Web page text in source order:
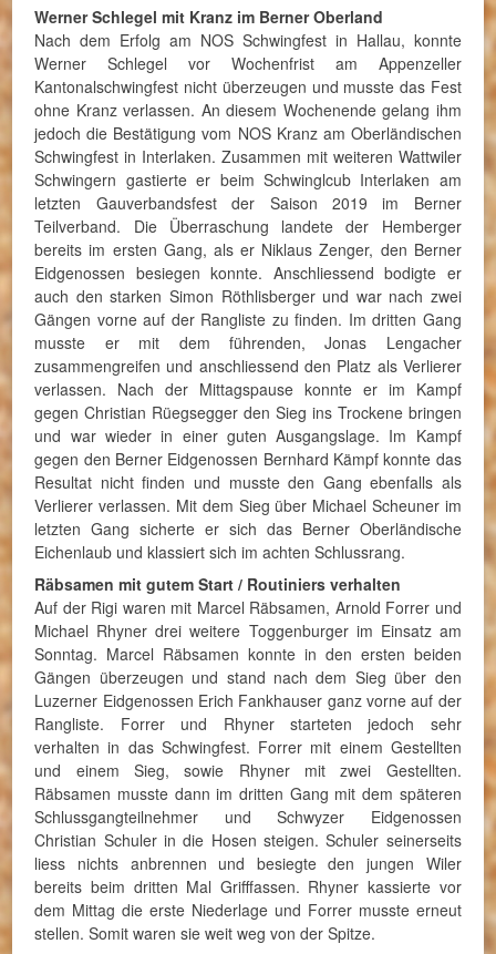
Werner Schlegel mit Kranz im Berner Oberland
Nach dem Erfolg am NOS Schwingfest in Hallau, konnte
Werner Schlegel vor Wochenfrist am Appenzeller
Kantonalschwingfest nicht überzeugen und musste das Fest
ohne Kranz verlassen. An diesem Wochenende gelang ihm
jedoch die Bestätigung vom NOS Kranz am Oberländischen
Schwingfest in Interlaken. Zusammen mit weiteren Wattwiler
Schwingern gastierte er beim Schwinglcub Interlaken am
letzten Gauverbandsfest der Saison 2019 im Berner
Teilverband. Die Überraschung landete der Hemberger
bereits im ersten Gang, als er Niklaus Zenger, den Berner
Eidgenossen besiegen konnte. Anschliessend bodigte er
auch den starken Simon Röthlisberger und war nach zwei
Gängen vorne auf der Rangliste zu finden. Im dritten Gang
musste er mit dem führenden, Jonas Lengacher
zusammengreifen und anschliessend den Platz als Verlierer
verlassen. Nach der Mittagspause konnte er im Kampf
gegen Christian Rüegsegger den Sieg ins Trockene bringen
und war wieder in einer guten Ausgangslage. Im Kampf
gegen den Berner Eidgenossen Bernhard Kämpf konnte das
Resultat nicht finden und musste den Gang ebenfalls als
Verlierer verlassen. Mit dem Sieg über Michael Scheuner im
letzten Gang sicherte er sich das Berner Oberländische
Eichenlaub und klassiert sich im achten Schlussrang.
Räbsamen mit gutem Start / Routiniers verhalten
Auf der Rigi waren mit Marcel Räbsamen, Arnold Forrer und
Michael Rhyner drei weitere Toggenburger im Einsatz am
Sonntag. Marcel Räbsamen konnte in den ersten beiden
Gängen überzeugen und stand nach dem Sieg über den
Luzerner Eidgenossen Erich Fankhauser ganz vorne auf der
Rangliste. Forrer und Rhyner starteten jedoch sehr
verhalten in das Schwingfest. Forrer mit einem Gestellten
und einem Sieg, sowie Rhyner mit zwei Gestellten.
Räbsamen musste dann im dritten Gang mit dem späteren
Schlussgangteilnehmer und Schwyzer Eidgenossen
Christian Schuler in die Hosen steigen. Schuler seinerseits
liess nichts anbrennen und besiegte den jungen Wiler
bereits beim dritten Mal Grifffassen. Rhyner kassierte vor
dem Mittag die erste Niederlage und Forrer musste erneut
stellen. Somit waren sie weit weg von der Spitze.